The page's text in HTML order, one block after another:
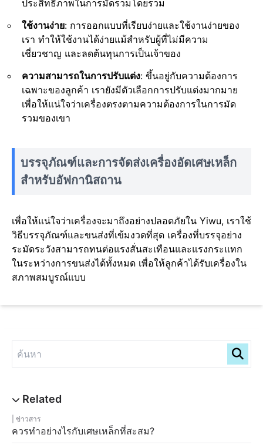
ข่าวสาร
ควรทำอย่างไรกับเศษเหล็กที่สะสม?
ประสิทธิภาพในการมัดรวมโดยรวม
ใช้งานง่าย: การออกแบบที่เรียบง่ายและใช้งานง่ายของ
เรา ทำให้ใช้งานได้ง่ายแม้สำหรับผู้ที่ไม่มีความ
เชี่ยวชาญ และลดต้นทุนการเป็นเจ้าของ
ความสามารถในการปรับแต่ง: ขึ้นอยู่กับความต้องการ
เฉพาะของลูกค้า เรายังมีตัวเลือกการปรับแต่งมากมาย
เพื่อให้แน่ใจว่าเครื่องตรงตามความต้องการในการมัด
รวมของเขา
บรรจุภัณฑ์และการจัดส่งเครื่องอัดเศษเหล็ก
สำหรับอัฟกานิสถาน
เพื่อให้แน่ใจว่าเครื่องจะมาถึงอย่างปลอดภัยใน Yiwu, เราใช้
วิธีบรรจุภัณฑ์และขนส่งที่เข้มงวดที่สุด เครื่องที่บรรจุอย่าง
ระมัดระวังสามารถทนต่อแรงสั่นสะเทือนและแรงกระแทก
ในระหว่างการขนส่งได้ทั้งหมด เพื่อให้ลูกค้าได้รับเครื่องใน
สภาพสมบูรณ์แบบ